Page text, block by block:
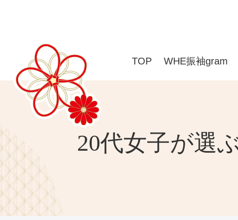
TOP WHE振袖gram
20代女子が選